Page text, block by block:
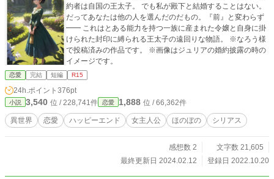
約者は自国の王太子。 でも私が殿下と結婚することはない。
だってあなたは他の人を選んだのだもの。『前』と変わらず
━━ これはとある能力を持つ一族に産まれた令嬢と自身に掛
けられた封印に縛られる王太子の遠回りな物語。 ※なろう様
で投稿済みの作品です。 ※画像はジュリアの婚約披露の時の
イメージです。
恋愛 完結 短編 R15
24h.ポイント 376pt
小説 3,540 位 / 228,741件 恋愛 1,888 位 / 66,362件
異世界 恋愛 ハッピーエンド 女主人公 ほのぼの シリアス
感想数 2
文字数 21,605
最終更新日 2024.02.12
登録日 2022.10.20